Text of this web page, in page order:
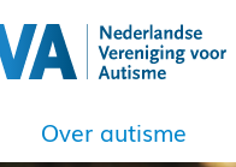
Over autisme